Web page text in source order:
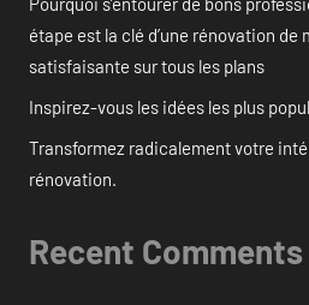
étape est la clé d’une rénovation
satisfaisante sur tous les plans
Inspirez-vous les idées les plus
Transformez radicalement votre
rénovation.
Recent Comments